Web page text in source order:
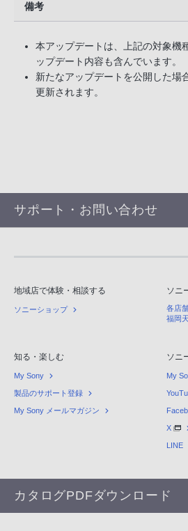
備考
本アップデートは、上記の対象機
ップデート内容も含んでいます。
新たなアップデートを公開した場
更新されます。
サポート・お問い合わせ
地域店で体験・相談する
ソニーショップ
ソニ
各店
福岡
知る・楽しむ
My Sony
製品のサポート登録
My Sony メールマガジン
ソニ
My
X
LINE
カタログPDFダウンロード